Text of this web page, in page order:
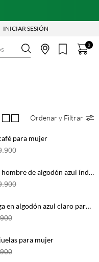
0
Ordenar y Filtrar
para mujer
Cazadora denim para hombre de algodón azul índigo fit relajado con costuras en contraste
Camisa de manga larga en algodón azul claro para mujer
para mujer